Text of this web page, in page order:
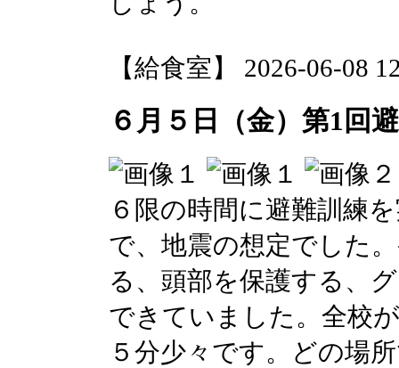
【給食室】 2026-06-08
６月５日（金）第1回
６限の時間に避難訓練
で、地震の想定でした
る、頭部を保護する、
できていました。全校
５分少々です。どの場